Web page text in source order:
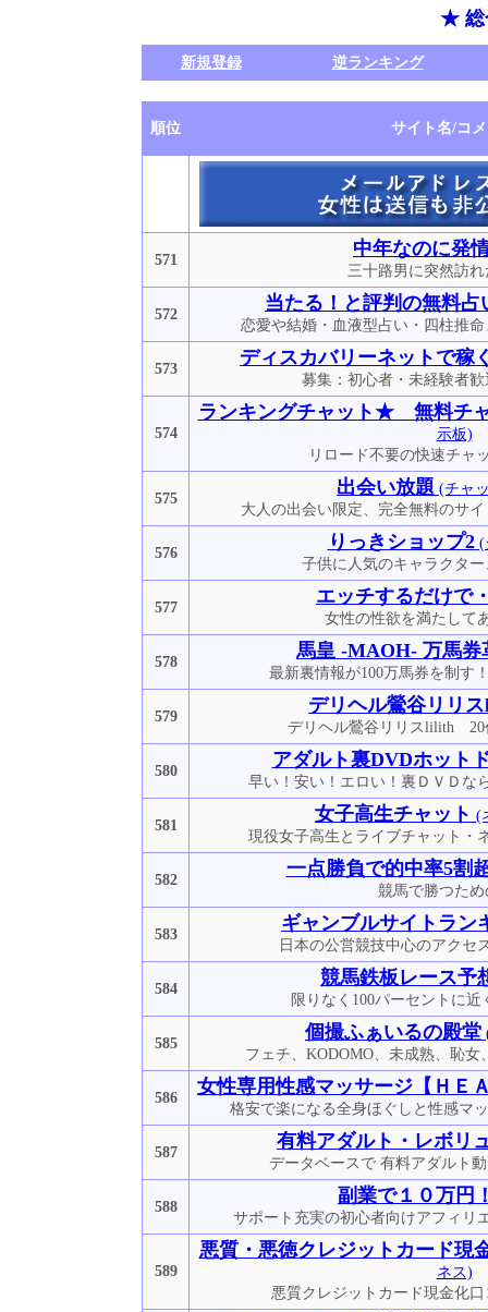
★ 総
新規登録 逆ランキング
順位 サイト名/コ
571
中年なのに発
三十路男に突然訪
572
当たる！と評判の無料占
恋愛や結婚・血液型占い・四柱推
573
ディスカバリーネットで稼
募集：初心者・未経験者
574
ランキングチャット★ 無料チ
示板)
リロード不要の快速チャ
575
出会い放題 (チャ
大人の出会い限定、完全無料のサ
576
りっきショップ2(
子供に人気のキャラクタ
577
エッチするだけで
女性の性欲を満たして
578
馬皇 -MAOH- 万馬券
最新裏情報が100万馬券を制す
579
デリヘル鶯谷リリ
デリヘル鶯谷リリスlilith 20
580
アダルト裏DVDホット
早い！安い！エロい！裏ＤＶＤな
581
女子高生チャット (
現役女子高生とライブチャット・
582
一点勝負で的中率5割
競馬で勝つた
583
ギャンブルサイトラン
日本の公営競技中心のアクセ
584
競馬鉄板レース予
限りなく100パーセントに
585
個撮ふぁいるの殿堂
フェチ、KODOMO、未成熟、恥
586
女性専用性感マッサージ【ＨＥ
格安で楽になる全身ほぐしと性感マ
587
有料アダルト・レボリ
データベースで 有料アダルト
588
副業で１０万円
サポート充実の初心者向けアフィリ
589
悪質・悪徳クレジットカード現
ネス)
悪質クレジットカード現金化